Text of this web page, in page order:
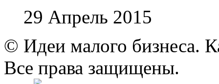
29 Апрель 2015
© Идеи малого бизнеса.
Все права защищены.